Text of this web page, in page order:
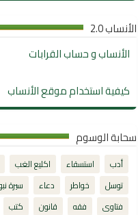
الأنساب 2.0
الأنساب و حساب القرابات
كيفية استخدام موقع الأنساب
سحابة الوسوم
أدب استسقاء اكليع الغب
توسل
خواطر دعاء سيرة
فتاوى
فقه قانون كتب